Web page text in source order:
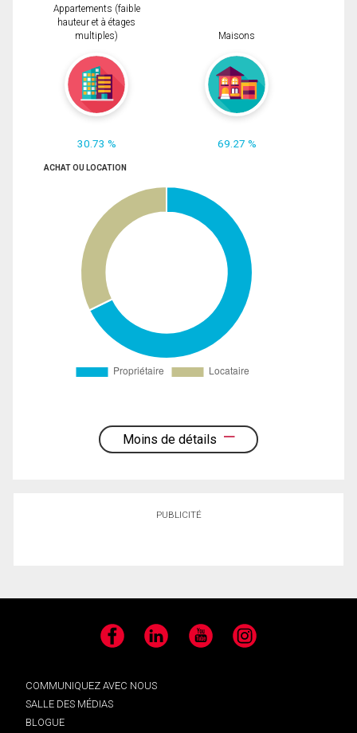
Appartements (faible
hauteur et à étages
multiples)
30.73 %
Maisons
69.27 %
ACHAT OU LOCATION
Moins de détails
PUBLICITÉ
Facebook LinkedIn YouTube Instagram
COMMUNIQUEZ AVEC NOUS
SALLE DES MÉDIAS
BLOGUE